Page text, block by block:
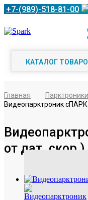
+7-(989)-518-81-00
КАТАЛОГ
Главная
Видеопарктроник
от дат. скор.)